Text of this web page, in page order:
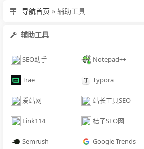
导航首页 » 辅助工具
辅助工具
SEO助手 Notepad++
Trae Typora
爱站网 站长工具SEO
Link114 桔子SEO网
Semrush Google Trends